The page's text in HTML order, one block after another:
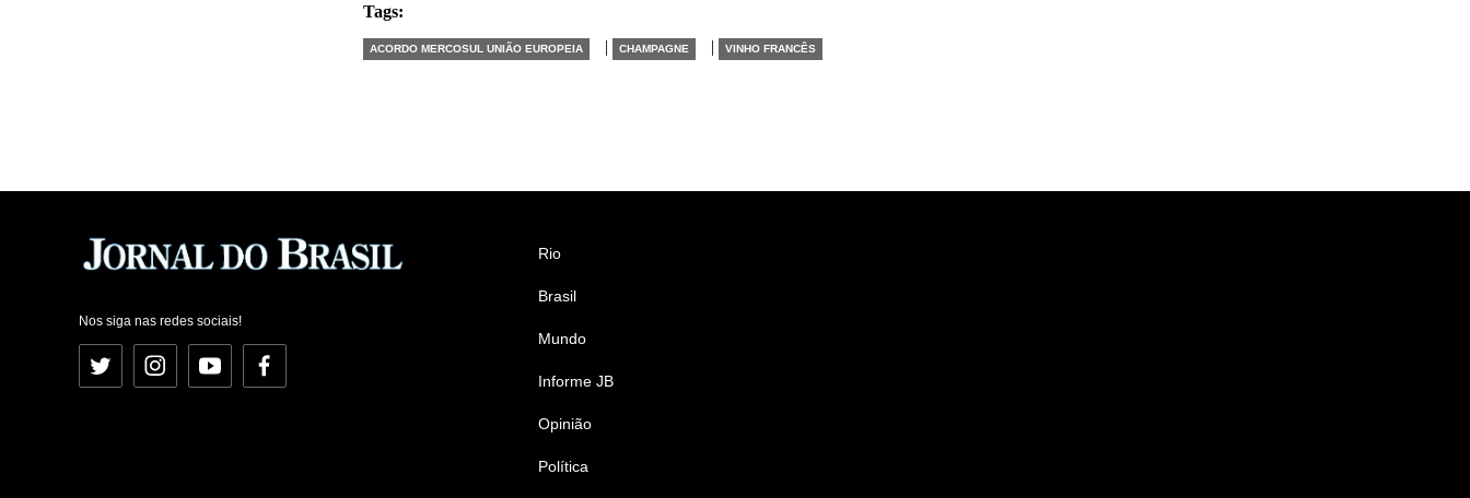
Tags:
ACORDO MERCOSUL UNIÃO EUROPEIA | CHAMPAGNE | VINHO FRANCÊS
Nos siga nas redes sociais!
Twitter InstagramYouTubeFacebook
Rio
Brasil
Mundo
Informe JB
Opinião
Política